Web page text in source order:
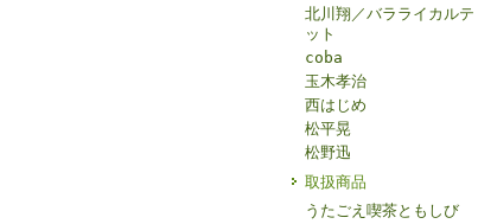
北川翔／バラライカルテ
ット
coba
玉木孝治
西はじめ
松平晃
松野迅
取扱商品
うたごえ喫茶ともしび